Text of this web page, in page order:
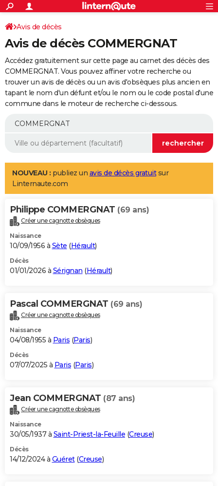
ACTUALITÉS
Politique
Société
Faits Divers
Education
Monde
Villes
+
SPORT
Coupe du monde 2026
Football
Tennis
Cyclisme
Rugby
Forum
Programme TV
TNT
Streaming
Cinéma
Sorties cinéma
Musique
+
FINANCE
Retraite
Epargne
Immobilier
Risques naturels par ville
Assurance
AUTO
Essais
Réserver un essai
Citadines
Berlines
SUV
Forum auto
+
Mobiles
Meilleur smartphone
Internet
Ordinateurs
Jeux vidéo
Guide high-tech
Aménagement intérieur
LIFESTYLE
Art de vivre
Bien-être
Loisirs
Mode
Modes de vie
Alimentation
Guide de la santé
Maladies
Médicaments
Sommeil
VOYAGE
Destinations
City break
Voyage nature
Voyage de noces
Forum
Climat
+PHOTO
GUIDES D'ACHAT
BONS PLANS
Carte de Noël
Carte Bonne année
Carte Saint-Valentin
Carte Pâques
Carte d'anniversaire
DICTIONNAIRE
Dictionnaire
Biographies
Citations
Expressions
Proverbes
PROGRAMME TV
S'inscrire
Se connecter
Lycées
Collèges
Primaires
Universités
Entreprises
Service militaire
Avis de recherche
AVIS DE DÉCÈS
Bricolage
Lifestyle
Culture
Sport
Auto
Television
Voyage
Cinema
Avis de décès
Avis de décès COMMERGNAT
Accédez gratuitement sur cette page au carnet des décès des
COMMERGNAT. Vous pouvez affiner votre recherche ou
trouver un avis de décès ou un avis d'obsèques plus ancien en
tapant le nom d'un défunt et/ou le nom ou le code postal d'une
commune dans le moteur de recherche ci-dessous.
NOUVEAU : publiez un avis de décès gratuitsur
Linternaute.com
Philippe COMMERGNAT (69 ans)
Créer une cagnotte obsèques
Naissance
10/09/1956 à Sète (Hérault)
Décès
01/01/2026 à Sérignan (Hérault)
Pascal COMMERGNAT (69 ans)
Créer une cagnotte obsèques
Naissance
04/08/1955 à Paris (Paris)
Décès
07/07/2025 à Paris (Paris)
Jean COMMERGNAT (87 ans)
Créer une cagnotte obsèques
Naissance
30/05/1937 à Saint-Priest-la-Feuille (Creuse)
Décès
14/12/2024 à Guéret(Creuse)